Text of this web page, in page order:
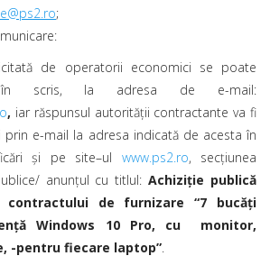
;
de operatorii economici se poate
în scris, la adresa de e-mail:
, iar răspunsul autorităţii contractante va fi
e-mail la adresa indicată de acesta în
și pe site–ul www.ps2.ro, secțiunea
anunțul cu titlul:Achiziție publică
contractului de furnizare
“7 bucăți
Windows 10 Pro, cu monitor,
-pentru fiecare laptop”.